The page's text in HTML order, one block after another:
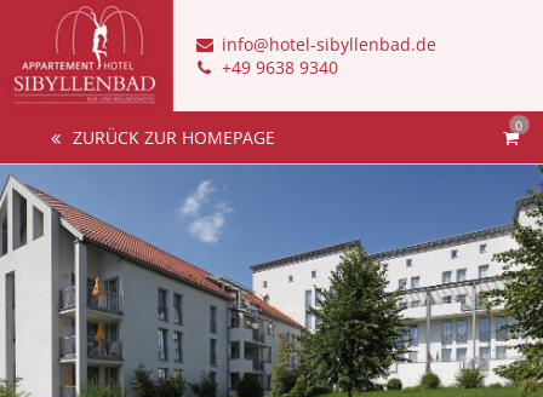
info@hotel-sibyllenbad.de
+49 9638 9340
0
ZURÜCK ZUR HOMEPAGE